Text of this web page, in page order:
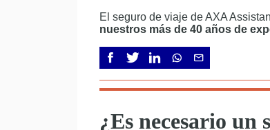
El seguro de viaje de AXA
nuestros más de 40 años de
¿Es necesario